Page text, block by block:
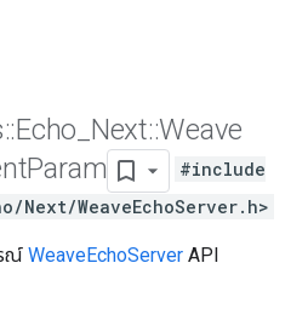
::Echo Next::Weave
Param
#include
WeaveEchoServer.h>
ณ์ WeaveEchoServer API